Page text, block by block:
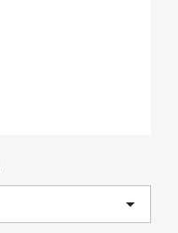
